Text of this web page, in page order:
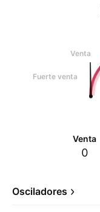
Venta
Fuerte venta
Venta
0
Osciladores